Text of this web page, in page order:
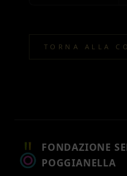
TORNA ALLA
FONDAZIONE
POGGIANELLA